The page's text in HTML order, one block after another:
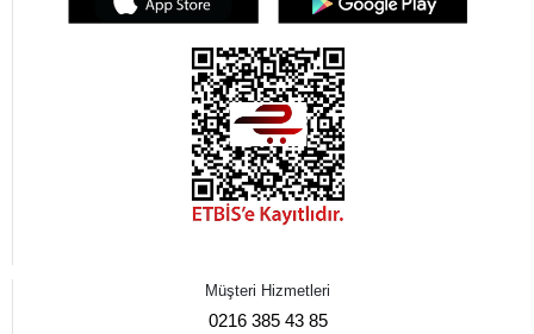
Müşteri Hizmetleri
0216 385 43 85